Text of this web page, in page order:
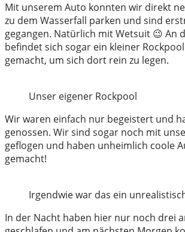
Mit unserem Auto konnten wir direkt
zu dem Wasserfall parken und sind
gegangen. Natürlich mit Wetsuit 😉 An
befindet sich sogar ein kleiner
gemacht, um sich dort rein zu legen.
Unser eigener Rockpool
Wir waren einfach nur begeistert und
genossen. Wir sind sogar noch mit
geflogen und haben unheimlich coole
gemacht!
Irgendwie war das ein
In der Nacht haben hier nur noch drei